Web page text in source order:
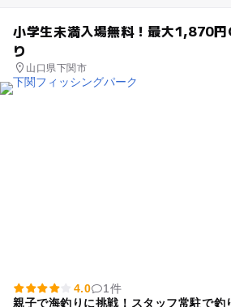
小学生未満入場無料！最大1,870
り
山口県下関市
4.0
1件
親子で海釣りに挑戦！スタッフ常駐で釣